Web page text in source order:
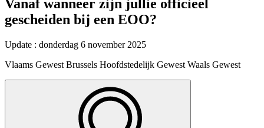
Vanaf wanneer zijn jullie officieel
gescheiden bij een EOO?
Update : donderdag 6 november 2025
Vlaams Gewest Brussels Hoofdstedelijk Gewest Waals Gewest